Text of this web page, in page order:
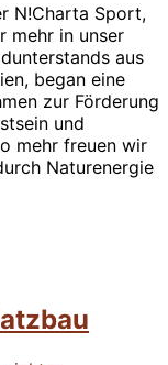
N!Charta Sport,
mehr in unser
aus
began eine
zur Förderung
und
mehr freuen wir
Naturenergie